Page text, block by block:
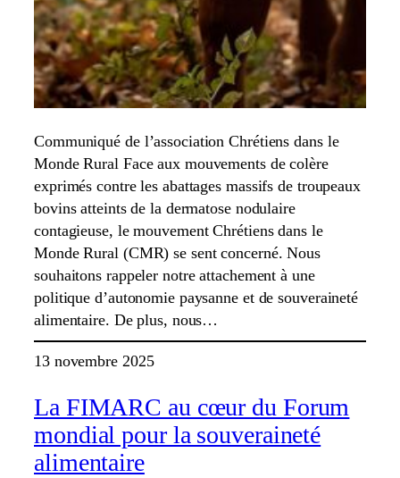
Communiqué de l’association Chrétiens dans le
Monde Rural Face aux mouvements de colère
exprimés contre les abattages massifs de troupeaux
bovins atteints de la dermatose nodulaire
contagieuse, le mouvement Chrétiens dans le
Monde Rural (CMR) se sent concerné. Nous
souhaitons rappeler notre attachement à une
politique d’autonomie paysanne et de souveraineté
alimentaire. De plus, nous…
13 novembre 2025
La FIMARC au cœur du Forum
mondial pour la souveraineté
alimentaire